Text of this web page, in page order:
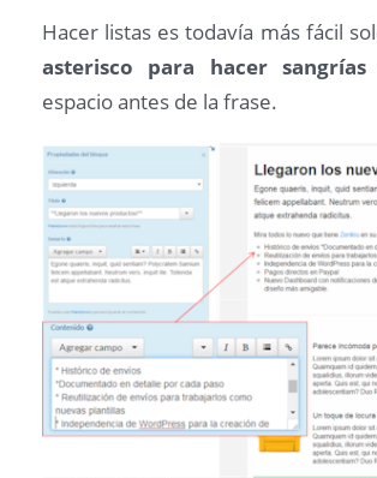
Hacer listas es todavía más fácil
asterisco para hacer sangrías
espacio antes de la frase.